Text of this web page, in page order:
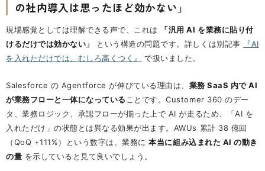
の社内導入は思ったほど効かない」
現場感覚としては理解できる声で、これは
「汎用 AI を業務に貼り付
けるだけでは効かない」
という構造の問題です。詳しくは別記事
『AI
を入れただけでは、むしろ高くつく』
で扱いました。
Salesforce の Agentforce が伸びている理由は、 業務 SaaS 内で AI
が業務フローと一体になっていることです。Customer 360 のデー
タ、業務ロジック、承認フローが揃った上で AI が走るため、「AI を
入れただけ」の状態とは異なる効果が出ます。AWUs 累計 38 億回
（QoQ +111%）という数字は、業務に本当に組み込まれた AI の動き
の量 を示していると見て良いでしょう。